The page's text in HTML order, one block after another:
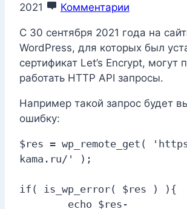
2021
Комментарии
C 30 сентября 2021 года на
WordPress, для которых был
сертификат Let’s Encrypt, могут
работать HTTP API запросы.
Например такой запрос будет
ошибку:
$res = wp_remote_get(
kama.ru/' );
if( is_wp_error( $res ) ){